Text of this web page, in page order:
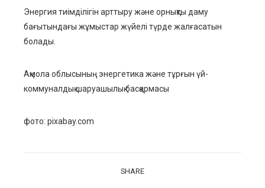
Энергия тиімділігін арттыру және орнықты даму
бағытындағы жұмыстар жүйелі түрде жалғасатын
болады.
Ақмола облысының энергетика және тұрғын үй-
коммуналдық шаруашылық басқармасы
фото: pixabay.com
SHARE